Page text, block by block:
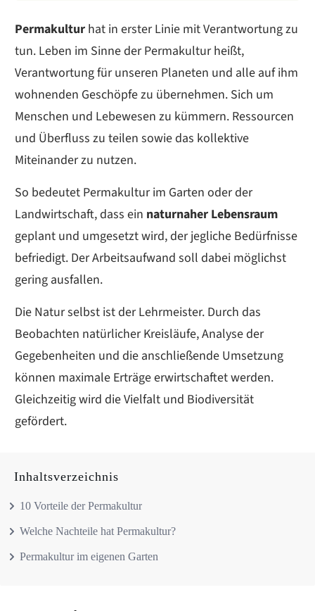
Permakultur hat in erster Linie mit Verantwortung zu
tun. Leben im Sinne der Permakultur heißt,
Verantwortung für unseren Planeten und alle auf ihm
wohnenden Geschöpfe zu übernehmen. Sich um
Menschen und Lebewesen zu kümmern. Ressourcen
und Überfluss zu teilen sowie das kollektive
Miteinander zu nutzen.
So bedeutet Permakultur im Garten oder der
Landwirtschaft, dass ein naturnaher Lebensraum
geplant und umgesetzt wird, der jegliche Bedürfnisse
befriedigt. Der Arbeitsaufwand soll dabei möglichst
gering ausfallen.
Die Natur selbst ist der Lehrmeister. Durch das
Beobachten natürlicher Kreisläufe, Analyse der
Gegebenheiten und die anschließende Umsetzung
können maximale Erträge erwirtschaftet werden.
Gleichzeitig wird die Vielfalt und Biodiversität
gefördert.
Inhaltsverzeichnis
10 Vorteile der Permakultur
Welche Nachteile hat Permakultur?
Permakultur im eigenen Garten